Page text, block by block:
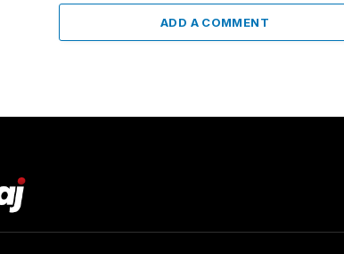
ADD A COMMENT